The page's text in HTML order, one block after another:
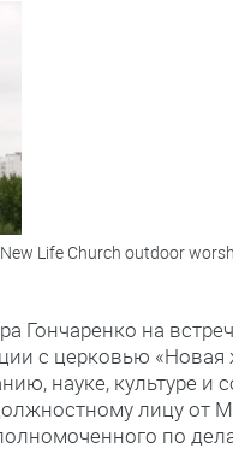
Life Church outdoor
Гончаренко на
с церковью «Новая
науке, культуре
лицу от
по